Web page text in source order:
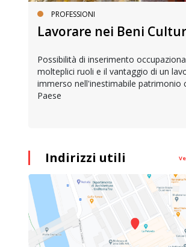
PROFESSIONI
Lavorare nei Beni
Possibilità di inserimento
molteplici ruoli e il vantaggio di un
immerso nell'inestimabile patrimonio
Paese
Indirizzi utili